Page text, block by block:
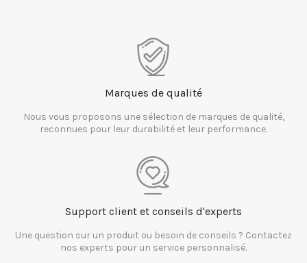
Marques de qualité
Nous vous proposons une sélection de marques de qualité,
reconnues pour leur durabilité et leur performance.
Support client et conseils d'experts
Une question sur un produit ou besoin de conseils ? Contactez
nos experts pour un service personnalisé.